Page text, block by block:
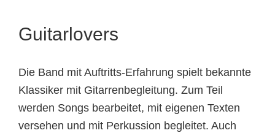
Guitarlovers
Die Band mit Auftritts-Erfahrung spielt bekannte
Klassiker mit Gitarrenbegleitung. Zum Teil
werden Songs bearbeitet, mit eigenen Texten
versehen und mit Perkussion begleitet. Auch